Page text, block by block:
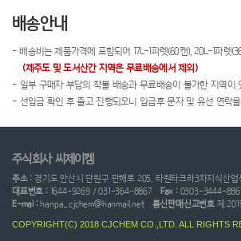
배송안내
- 배송비는 제품가격에 포함되어 17L-1파렛(60캔), 20L-1파렛
(제주도 및 도서산간 지역은 무료배송에서 제외)
- 일부 구매자 부담의 착불 배송과 무료배송이 불가한 지역이
- 선입금 확인 후 출고 진행되오니 입금후 문자 및 유선 연락
주식회사 씨제이켐
주소 : 경기도 안산시 단원구 만해로 205, 타원타크라3차지식산
대표번호 : 1644-9269 / 031-364-8867 Fax : 0303-3444-
E-mai :hanpa_cjchem@hanmail.net 통신판매신고번호 제
COPYRIGHT(C) 2018 CJCHEM CO.,LTD. ALL RIGHTS